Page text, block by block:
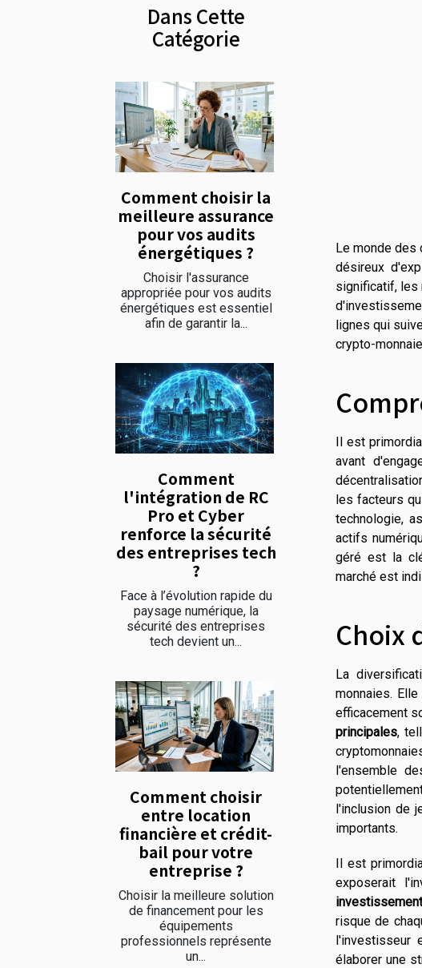
Dans Cette
Catégorie
Comment choisir la
meilleure assurance
pour vos audits
énergétiques ?
Choisir l'assurance
appropriée pour vos audits
énergétiques est essentiel
afin de garantir la...
Comment
l'intégration de RC
Pro et Cyber
renforce la sécurité
des entreprises tech
?
Face à l’évolution rapide du
paysage numérique, la
sécurité des entreprises
tech devient un...
Comment choisir
entre location
financière et crédit-
bail pour votre
entreprise ?
Choisir la meilleure solution
de financement pour les
équipements
professionnels représente
un...
Le monde des
désireux
significatif, les
lignes qui
crypto-
Il est
avant
les facteurs
technologie,
actifs
géré est la
marché est
Choix
La
monnaies.
efficacement
principales,
l'ensemble
l'inclusion de
importants.
Il est
exposerait
risque de
l'investisseur
élaborer une